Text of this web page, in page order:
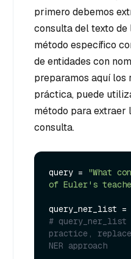
primero debemos
consulta del texto
método específico
de entidades con
preparamos aquí los
práctica, puede
método para extraer
consulta.
query =
"What
of Euler's
query_ner_list
#
practice,
NER approach